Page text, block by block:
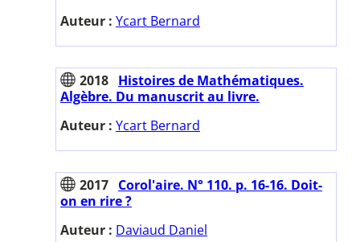
Auteur : Ycart Bernard
2018 Histoires de Mathématiques.
Algèbre. Du manuscrit au livre.
Auteur : Ycart Bernard
2017 Corol'aire. N° 110. p. 16-16. Doit-
on en rire ?
Auteur : Daviaud Daniel